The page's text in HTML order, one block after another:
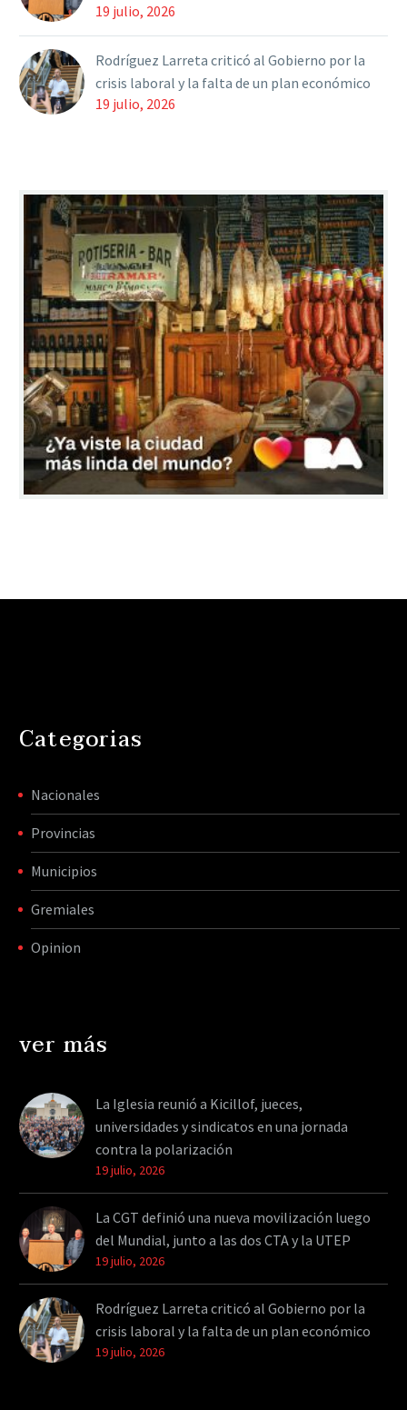
19 julio, 2026
Rodríguez Larreta criticó al Gobierno por la
crisis laboral y la falta de un plan económico
19 julio, 2026
Categorias
Nacionales
Provincias
Municipios
Gremiales
Opinion
ver más
La Iglesia reunió a Kicillof, jueces,
universidades y sindicatos en una jornada
contra la polarización
19 julio, 2026
La CGT definió una nueva movilización luego
del Mundial, junto a las dos CTA y la UTEP
19 julio, 2026
Rodríguez Larreta criticó al Gobierno por la
crisis laboral y la falta de un plan económico
19 julio, 2026